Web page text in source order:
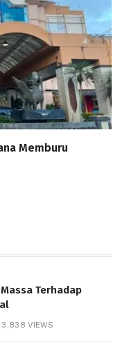
Memburu
Terhadap
3,838VIEWS